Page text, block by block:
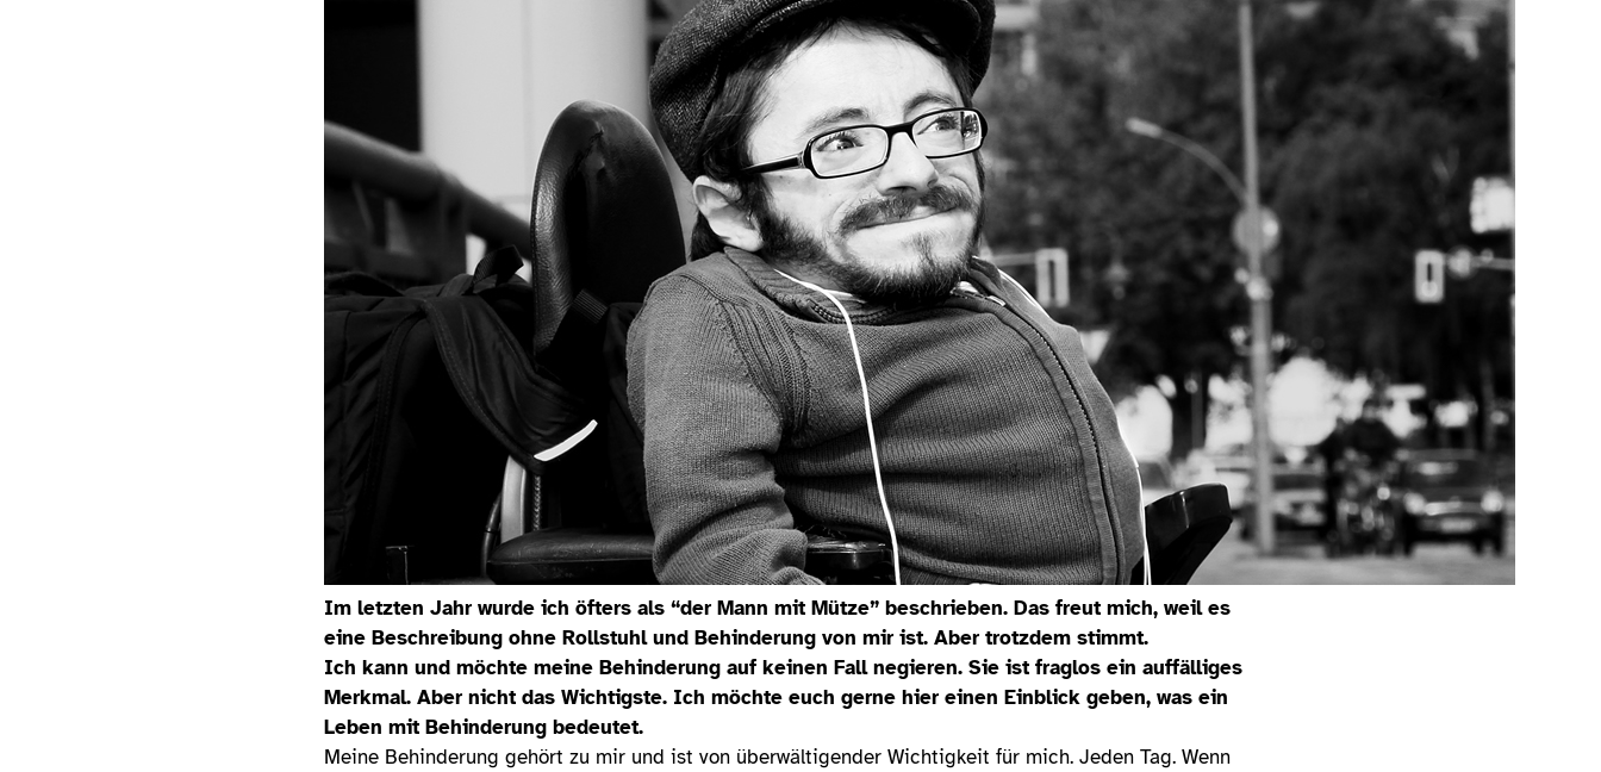
Im letzten Jahr wurde ich öfters als “der Mann mit Mütze” beschrieben. Das freut mich, weil es
eine Beschreibung ohne Rollstuhl und Behinderung von mir ist. Aber trotzdem stimmt.
Ich kann und möchte meine Behinderung auf keinen Fall negieren. Sie ist fraglos ein auffälliges
Merkmal. Aber nicht das Wichtigste. Ich möchte euch gerne hier einen Einblick geben, was ein
Leben mit Behinderung bedeutet.
Meine Behinderung gehört zu mir und ist von überwältigender Wichtigkeit für mich. Jeden Tag. Wenn